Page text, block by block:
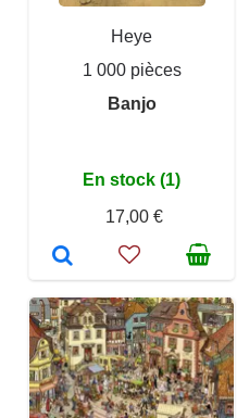
Heye
1 000 pièces
Banjo
En stock (1)
17,00 €